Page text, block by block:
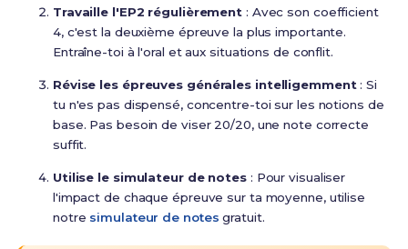
Travaille l'EP2 régulièrement : Avec son coefficient
4, c'est la deuxième épreuve la plus importante.
Entraîne-toi à l'oral et aux situations de conflit.
Révise les épreuves générales intelligemment: Si
tu n'es pas dispensé, concentre-toi sur les notions de
base. Pas besoin de viser 20/20, une note correcte
suffit.
Utilise le simulateur de notes: Pour visualiser
l'impact de chaque épreuve sur ta moyenne, utilise
notre simulateur de notes gratuit.